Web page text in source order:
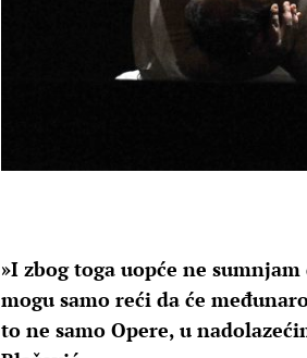
»I zbog toga uopće ne
mogu samo reći da će
to ne samo Opere, u